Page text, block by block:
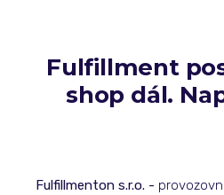
Fulfillment
shop dál.
Fulfillmenton s.r.o. -